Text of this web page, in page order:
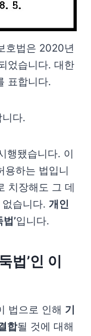
호법은 2020년
었습니다. 대한
표합니다.
다.
행됐습니다. 이
용하는 법입니
치장해도 그 데
습니다. 개인
’입니다.
법’인 이
법으로 인해 기
합될 것에 대해